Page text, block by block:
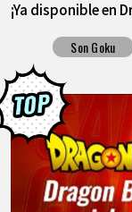
¡Ya disponible en
Son Goku